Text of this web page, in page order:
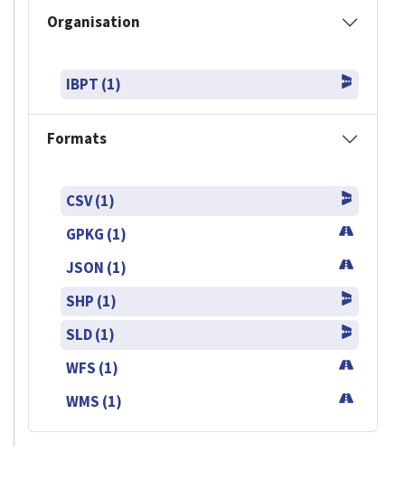
Organisation
IBPT (1)
Formats
CSV (1)
GPKG (1)
JSON (1)
SHP (1)
SLD (1)
WFS (1)
WMS (1)